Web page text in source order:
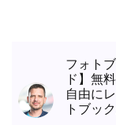
フォト
ド】無
自由に
トブッ